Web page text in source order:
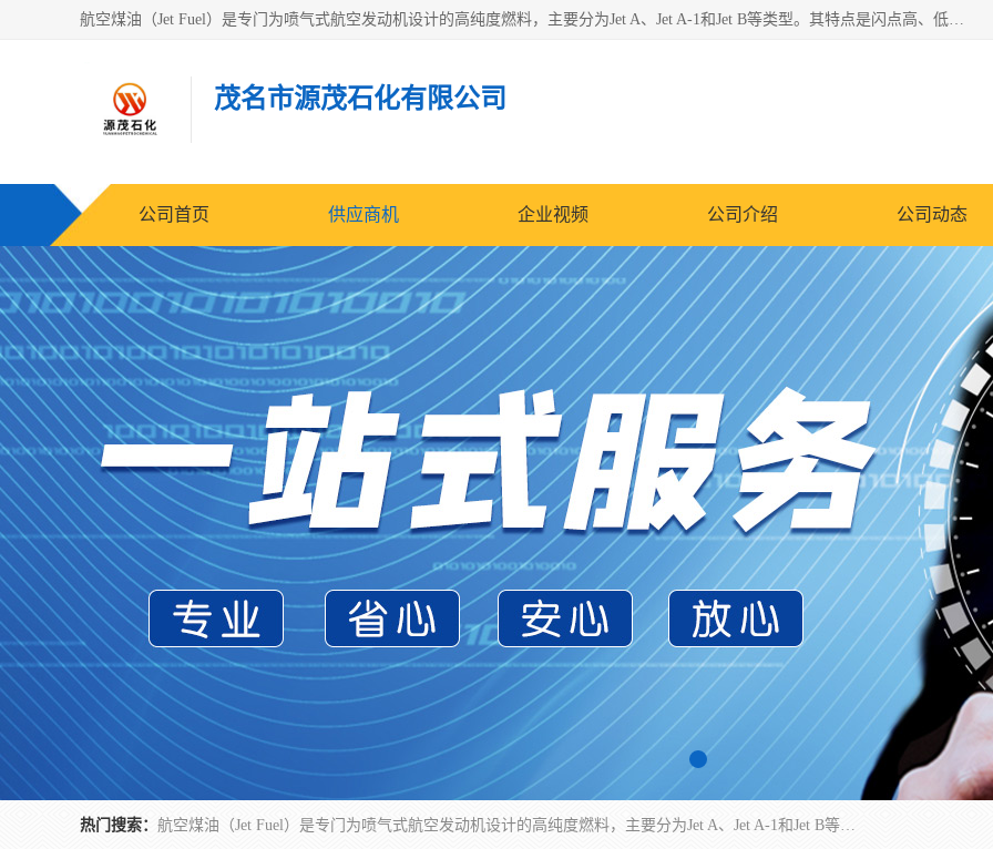
航空煤油（Jet Fuel）是专门为喷气式航空发动机设计的高纯度燃料，主要分为Jet A、Jet A-1和Jet B等类型。其特点是闪点高、低温流动性好，并添加了抗静电剂和抗氧化剂以确保飞行安全。航空煤油需
茂名市源茂石化有限公司
公司首页 供应商机 企业视频 公司介绍 公司动态
热门搜索： 航空煤油（Jet Fuel）是专门为喷气式航空发动机设计的高纯度燃料，主要分为Jet A、Jet A-1和Jet B等类型。其特点是闪点高、低温流动性好，并添加了抗静电剂和抗氧化剂以确保飞行安全。航空煤油需